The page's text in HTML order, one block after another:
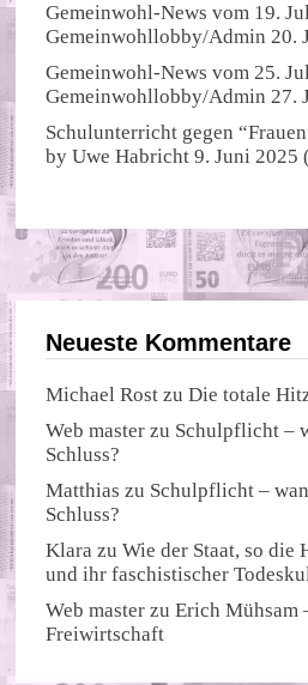
Gemeinwohl-News vom 19.
Gemeinwohllobby/Admin 20.
Gemeinwohl-News vom 25.
Gemeinwohllobby/Admin 27.
Schulunterricht gegen
byUwe Habricht 9. Juni 2025
Neueste Kommentare
Michael Rost zuDie totale
Web master zu Schulpflicht –
Schluss?
Matthias zu Schulpflicht –
Schluss?
Klara zuWie der Staat, so die
und ihr faschistischer
Web master zuErich Mühsam
Freiwirtschaft